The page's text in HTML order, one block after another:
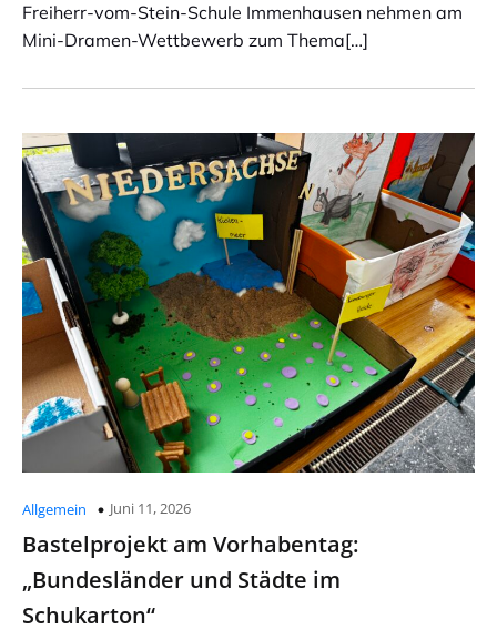
Freiherr-vom-Stein-Schule Immenhausen nehmen am
Mini-Dramen-Wettbewerb zum Thema[…]
Allgemein Juni 11, 2026
Bastelprojekt am Vorhabentag:
„Bundesländer und Städte im
Schukarton“